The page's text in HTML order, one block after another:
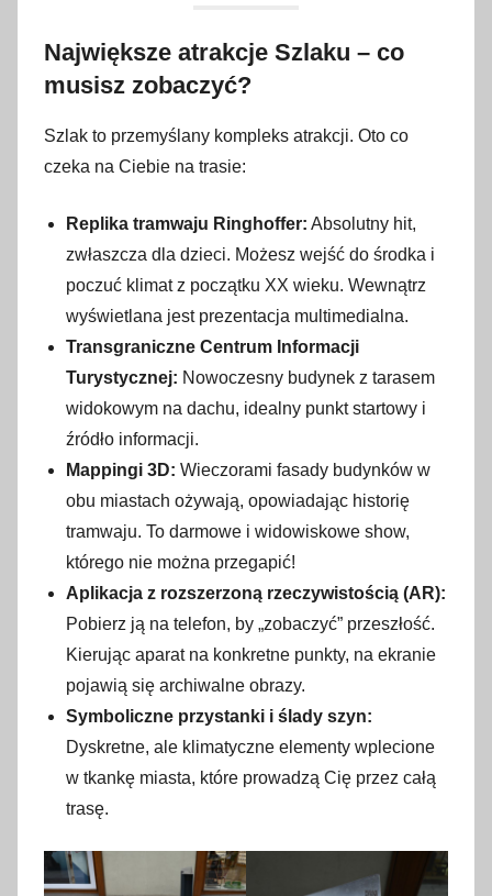
Największe atrakcje Szlaku – co
musisz zobaczyć?
Szlak to przemyślany kompleks atrakcji. Oto co
czeka na Ciebie na trasie:
Replika tramwaju Ringhoffer: Absolutny hit,
zwłaszcza dla dzieci. Możesz wejść do środka i
poczuć klimat z początku XX wieku. Wewnątrz
wyświetlana jest prezentacja multimedialna.
Transgraniczne Centrum Informacji
Turystycznej: Nowoczesny budynek z tarasem
widokowym na dachu, idealny punkt startowy i
źródło informacji.
Mappingi 3D: Wieczorami fasady budynków w
obu miastach ożywają, opowiadając historię
tramwaju. To darmowe i widowiskowe show,
którego nie można przegapić!
Aplikacja z rozszerzoną rzeczywistością (AR):
Pobierz ją na telefon, by „zobaczyć” przeszłość.
Kierując aparat na konkretne punkty, na ekranie
pojawią się archiwalne obrazy.
Symboliczne przystanki i ślady szyn:
Dyskretne, ale klimatyczne elementy wplecione
w tkankę miasta, które prowadzą Cię przez całą
trasę.